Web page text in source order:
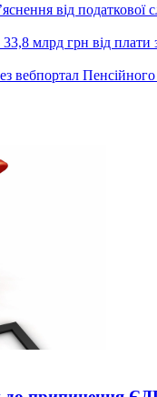
від
млрд грн від плати
вебпортал